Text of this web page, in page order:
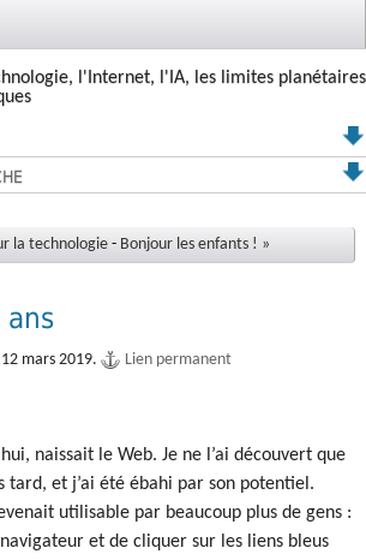
l'Internet, l'IA, les limites planétaires
la technologie - Bonjour les enfants ! »
ans
mars 2019.
Lien permanent
naissait le Web. Je ne l’ai découvert que
tard, et j’ai été ébahi par son potentiel.
utilisable par beaucoup plus de gens :
et de cliquer sur les liens bleus